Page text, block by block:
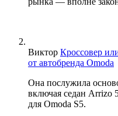
Виктор Кроссовер
от автобренда Omoda
Она послужила
включая седан Arrizo
для Omoda S5.